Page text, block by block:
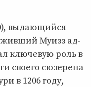
выдающийся
Муизз ад-
ключевую роль в
своего сюзерена
в 1206 году,